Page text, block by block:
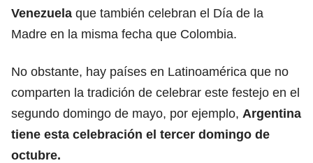
Venezuela que también celebran el Día de la
Madre en la misma fecha que Colombia.
No obstante, hay países en Latinoamérica que no
comparten la tradición de celebrar este festejo en el
segundo domingo de mayo, por ejemplo, Argentina
tiene esta celebración el tercer domingo de
octubre.